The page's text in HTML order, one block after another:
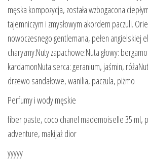
męska kompozycja, została wzbogacona
tajemniczym i zmysłowym akordem paczuli.
nowoczesnego gentlemana, pełen angielskiej
charyzmy.Nuty zapachowe:Nuta głowy:
kardamonNuta serca: geranium, jaśmin,
drzewo sandałowe, wanilia, paczula, piżmo
Perfumy i wody męskie
fiber paste, coco chanel mademoiselle 35 ml,
adventure, makijaż dior
yyyyy